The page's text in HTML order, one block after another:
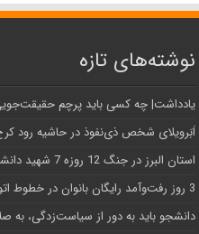
نوشته‌های تازه
یادداشت| ‌چه کسی باید پرچم حقیقت‌جویی
اَبَر‌ویلای شخص ذی‌نفوذ در حاشیه‌ رود
استان البرز در جنگ 12 روزه 7 شهید دانشجو تقدیم انقلاب کرد
3 روز رفت‌وآمد رایگان بانوان در خطوط اتوبوسرانی شهری کرج
دانشجو باید به دور از سیاست‌زدگی، به